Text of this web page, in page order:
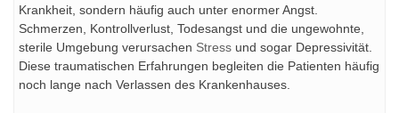
Krankheit, sondern häufig auch unter enormer Angst.
Schmerzen, Kontrollverlust, Todesangst und die ungewohnte,
sterile Umgebung verursachen Stress und sogar Depressivität.
Diese traumatischen Erfahrungen begleiten die Patienten häufig
noch lange nach Verlassen des Krankenhauses.